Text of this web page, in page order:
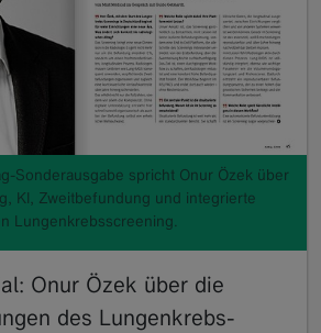
Sonderausgabe spricht Onur Özek über
KI, Zweitbefundung und integrierte
Lungenkrebsscreening.
Onur Özek über die
des Lungenkrebs-